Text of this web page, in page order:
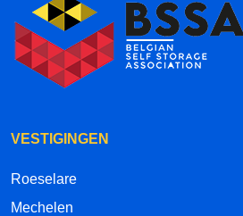
VESTIGINGEN
Roeselare
Mechelen